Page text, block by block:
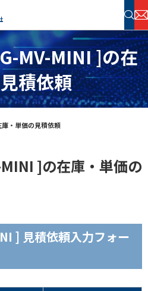
子部品 在庫検索
G-MV-MINI ]の在
積依頼
・単価の見積依頼
]の在庫・単価の
] 見積依頼入力フォー